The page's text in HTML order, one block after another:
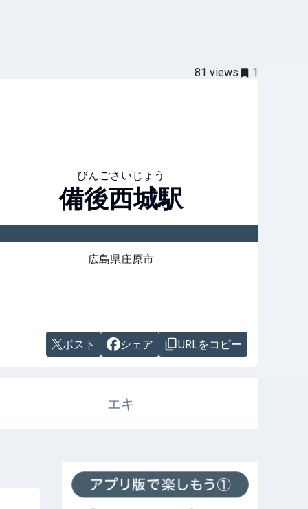
81 views 1
びんごさいじょう
備後西城駅
広島県庄原市
ポスト シェア URLをコピー
エキ